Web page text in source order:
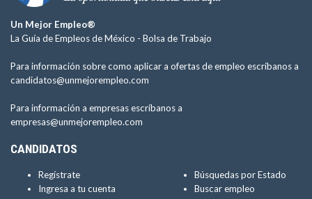
Un Mejor Empleo®
La Guía de Empleos de México - Bolsa de Trabajo
Para información sobre como aplicar a ofertas de empleo escríbanos a
candidatos@unmejorempleo.com
Para información a empresas escríbanos a
empresas@unmejorempleo.com
CANDIDATOS
Regístrate
Ingresa a tu cuenta
Búsquedas por Estado
Buscar empleo